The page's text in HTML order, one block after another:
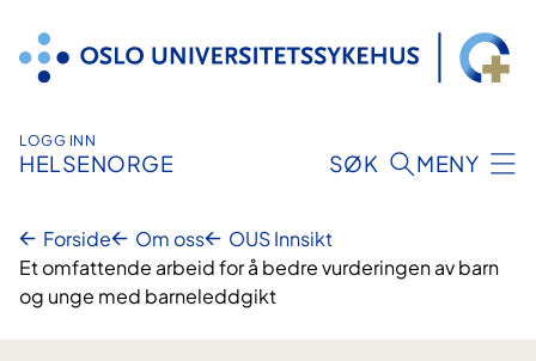
innhold
LOGG INN
HELSENORGE SØK MENY
Forside Om oss
OUS Innsikt
Et omfattende arbeid for å bedre vurderingen av barn
og unge med barneleddgikt